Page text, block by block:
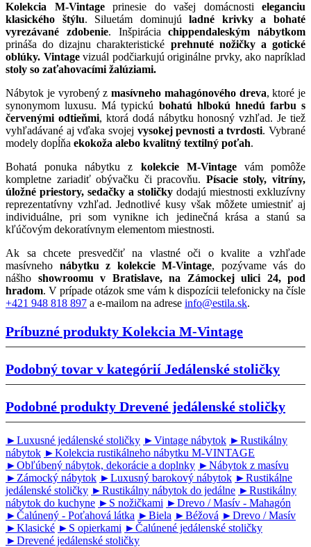
Kolekcia M-Vintageprinesie do vašej domácnosti eleganciu
klasického štýlu. Siluetám dominujúladné krivky a bohaté
vyrezávané zdobenie. Inšpiráciachippendaleským nábytkom
prináša do dizajnu charakteristické prehnuté nožičky a gotické
oblúky. Vintagevizuál podčiarkujú originálne prvky, ako napríklad
stoly so zaťahovacími žalúziami.
Nábytok je vyrobený z masívneho mahagónového dreva, ktoré je
synonymom luxusu. Má typickú bohatú hlbokú hnedú farbu s
červenými odtieňmi, ktorá dodá nábytku honosný vzhľad. Je tiež
vyhľadávané aj vďaka svojej vysokej pevnosti a tvrdosti. Vybrané
modely dopĺňa ekokoža alebo kvalitný textilný poťah.
Bohatá ponuka nábytku z kolekcie M-Vintagevám pomôže
kompletne zariadiť obývačku či pracovňu. Písacie stoly, vitríny,
úložné priestory, sedačky a stoličky dodajú miestnosti exkluzívny
reprezentatívny vzhľad. Jednotlivé kusy však môžete umiestniť aj
individuálne, pri som vynikne ich jedinečná krása a stanú sa
kľúčovým dekoratívnym elementom miestnosti.
Ak sa chcete presvedčiť na vlastné oči o kvalite a vzhľade
masívneho nábytku z kolekcie M-Vintage, pozývame vás do
nášho showroomu v Bratislave, na Zámockej ulici 24, pod
hradom. V prípade otázok sme vám k dispozícii telefonicky na čísle
+421 948 818 897 a e-mailom na adrese info@estila.sk.
Príbuzné produkty Kolekcia M-Vintage
Podobný tovar v kategórií Jedálenské stoličky
Podobné produkty Drevené jedálenské stoličky
►Luxusné jedálenské stoličky ►Vintage nábytok ►Rustikálny
nábytok ►Kolekcia rustikálneho nábytku M-VINTAGE
►Obľúbený nábytok, dekorácie a doplnky ►Nábytok z masívu
►Zámocký nábytok ►Luxusný barokový nábytok ►Rustikálne
jedálenské stoličky ►Rustikálny nábytok do jedálne ►Rustikálny
nábytok do kuchyne ►S nožičkami ►Drevo / Masív - Mahagón
►Čalúnený - Poťahová látka ►Biela ►Béžová ►Drevo / Masív
►Klasické ►S opierkami ►Čalúnené jedálenské stoličky
►Drevené jedálenské stoličky